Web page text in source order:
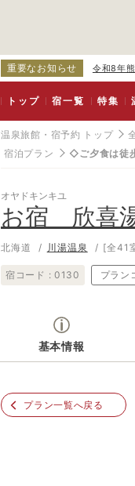
重要なお知らせ 令和8年
トップ 宿一覧 特集
温泉旅館・宿予約 トップ
宿泊プラン
◇ご夕食は徒
オヤドキンキユ
お宿 欣喜
北海道 川湯温泉 [全41
宿コード : 0130 プラン
基本情報
プラン一覧へ戻る